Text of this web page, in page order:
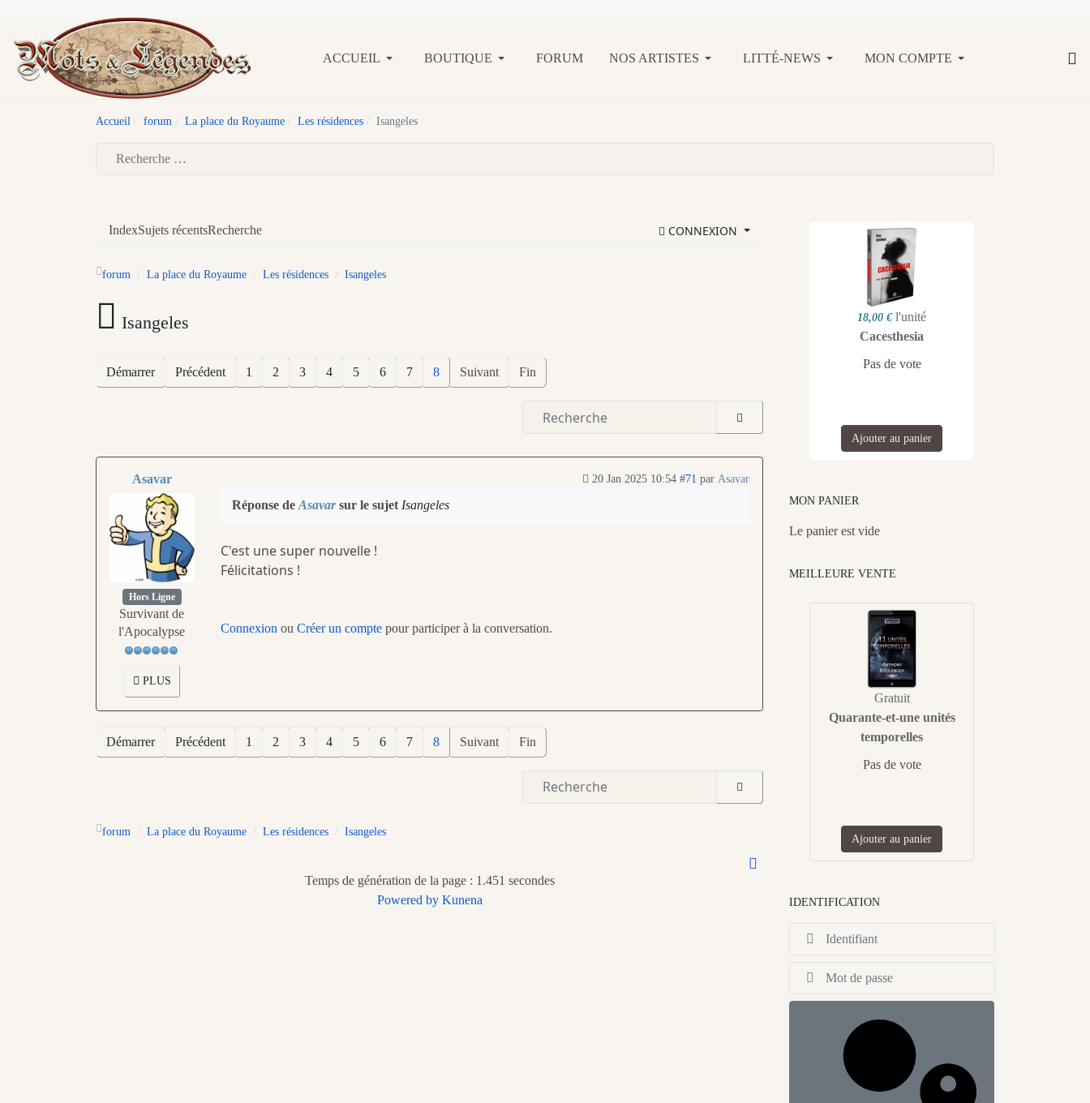
ACCUEIL BOUTIQUE FORUM NOS ARTISTES LITTÉ-NEWS MON COMPTE
Accueil forum La place du Royaume Les résidences Isangeles
IndexSujets récentsRecherche CONNEXION
forum La place du Royaume Les résidences Isangeles
Isangeles
Démarrer Précédent 1 2 3 4 5 6 7 8 Suivant Fin
Asavar
Hors Ligne
Survivant de
l'Apocalypse
PLUS
20 Jan 2025 10:54 #71 par Asavar
Réponse de Asavarsur le sujet Isangeles
C'est une super nouvelle !
Félicitations !
Connexion ou Créer un comptepour participer à la conversation.
Démarrer Précédent 1 2 3 4 5 6 7 8 Suivant Fin
forum La place du Royaume Les résidences Isangeles
Temps de génération de la page : 1.451 secondes
Powered by Kunena
18,00 € l'unité
Cacesthesia
Pas de vote
Ajouter au panier
MON PANIER
Le panier est vide
MEILLEURE VENTE
Gratuit
Quarante-et-une unités
temporelles
Pas de vote
Ajouter au panier
IDENTIFICATION